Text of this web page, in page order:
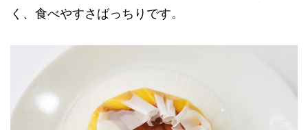
く、食べやすさばっちりです。